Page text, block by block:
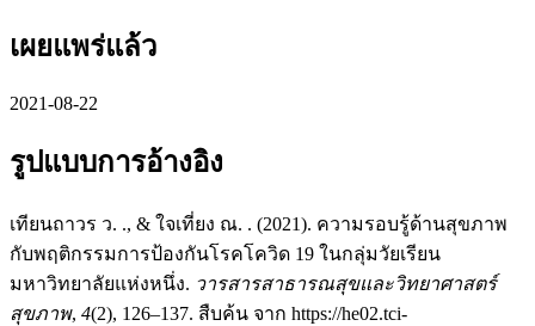
เผยแพร่แล้ว
2021-08-22
รูปแบบการอ้างอิง
เทียนถาวร ว. ., & ใจเที่ยง ณ. . (2021). ความรอบรู้ด้านสุขภาพ
กับพฤติกรรมการป้องกันโรคโควิด 19 ในกลุ่มวัยเรียน
มหาวิทยาลัยแห่งหนึ่ง. วารสารสาธารณสุขและวิทยาศาสตร์
สุขภาพ, 4(2), 126–137. สืบค้น จาก https://he02.tci-